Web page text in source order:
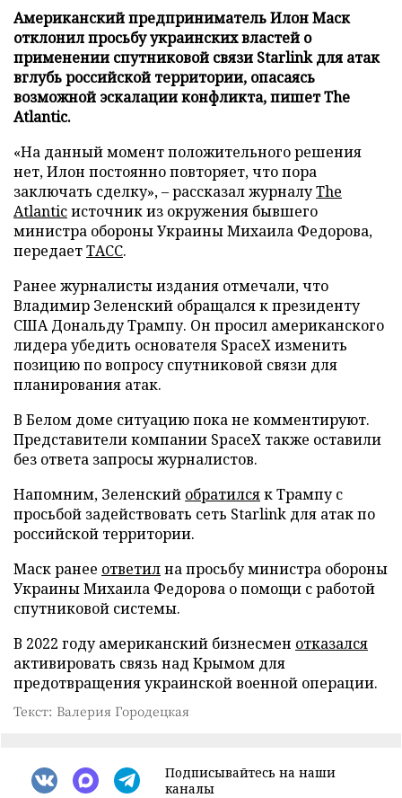
Американский предприниматель Илон Маск
отклонил просьбу украинских властей о
применении спутниковой связи Starlink для атак
вглубь российской территории, опасаясь
возможной эскалации конфликта, пишет The
Atlantic.
«На данный момент положительного решения
нет, Илон постоянно повторяет, что пора
заключать сделку», – рассказал журналуThe
Atlanticисточник из окружения бывшего
министра обороны Украины Михаила Федорова,
передаетТАСС.
Ранее журналисты издания отмечали, что
Владимир Зеленский обращался к президенту
США Дональду Трампу. Он просил американского
лидера убедить основателя SpaceX изменить
позицию по вопросу спутниковой связи для
планирования атак.
В Белом доме ситуацию пока не комментируют.
Представители компании SpaceX также оставили
без ответа запросы журналистов.
Напомним, Зеленский обратилсяк Трампу с
просьбой задействовать сеть Starlink для атак по
российской территории.
Маск ранее ответилна просьбу министра обороны
Украины Михаила Федорова о помощи с работой
спутниковой системы.
В 2022 году американский бизнесмен отказался
активировать связь над Крымом для
предотвращения украинской военной операции.
Текст: Валерия Городецкая
Подписывайтесь на наши
каналы